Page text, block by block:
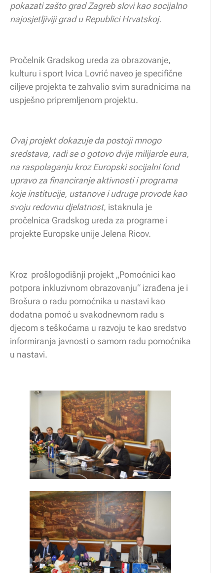
pokazati zašto grad Zagreb slovi kao socijalno
najosjetljiviji grad u Republici Hrvatskoj.
Pročelnik Gradskog ureda za obrazovanje,
kulturu i sport Ivica Lovrić naveo je specifične
ciljeve projekta te zahvalio svim suradnicima na
uspješno pripremljenom projektu.
Ovaj projekt dokazuje da postoji mnogo
sredstava, radi se o gotovo dvije milijarde eura,
na raspolaganju kroz Europski socijalni fond
upravo za financiranje aktivnosti i programa
koje institucije, ustanove i udruge provode kao
svoju redovnu djelatnost, istaknula je
pročelnica Gradskog ureda za programe i
projekte Europske unije Jelena Ricov.
Kroz prošlogodišnji projekt „Pomoćnici kao
potpora inkluzivnom obrazovanju“ izrađena je i
Brošura o radu pomoćnika u nastavi kao
dodatna pomoć u svakodnevnom radu s
djecom s teškoćama u razvoju te kao sredstvo
informiranja javnosti o samom radu pomoćnika
u nastavi.